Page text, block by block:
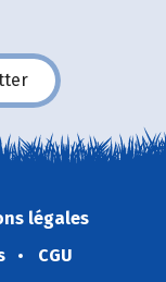
légales
CGU